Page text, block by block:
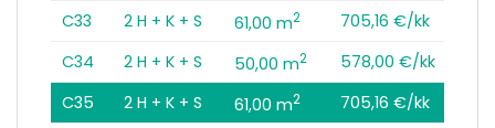
C33
2 H + K + S 61,00 m2
705,16 €/kk
C34
2 H + K + S 50,00 m2
578,00 €/kk
C35
2 H + K + S 61,00 m2 705,16 €/kk